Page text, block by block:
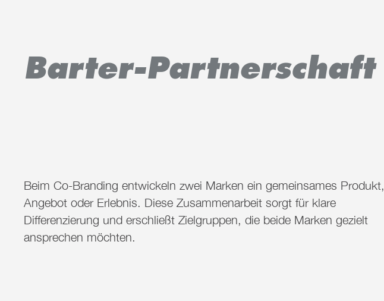
Barter-Partnerschaft
Beim Co-Branding entwickeln zwei Marken ein gemeinsames Produkt,
Angebot oder Erlebnis. Diese Zusammenarbeit sorgt für klare
Differenzierung und erschließt Zielgruppen, die beide Marken gezielt
ansprechen möchten.